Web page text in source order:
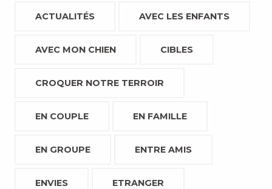
ACTUALITÉS AVEC LES ENFANTS
AVEC MON CHIEN CIBLES
CROQUER NOTRE TERROIR
EN COUPLE EN FAMILLE
EN GROUPE ENTRE AMIS
ENVIES ETRANGER